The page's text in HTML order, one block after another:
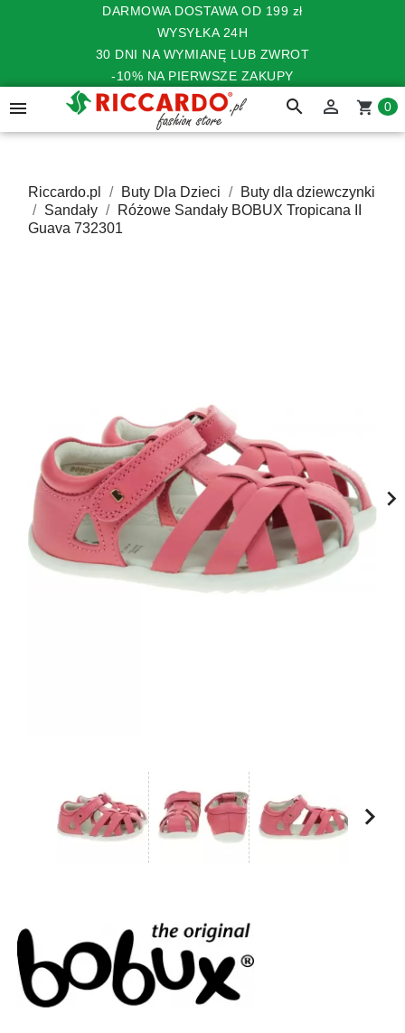
DARMOWA DOSTAWA OD 199 zł
WYSYŁKA 24H
30 DNI NA WYMIANĘ LUB ZWROT
-10% NA PIERWSZE ZAKUPY
 search  shopping_cart 0
Riccardo.pl Buty Dla Dzieci
Buty dla dziewczynki
Sandały
Różowe Sandały BOBUX Tropicana II
Guava 732301
